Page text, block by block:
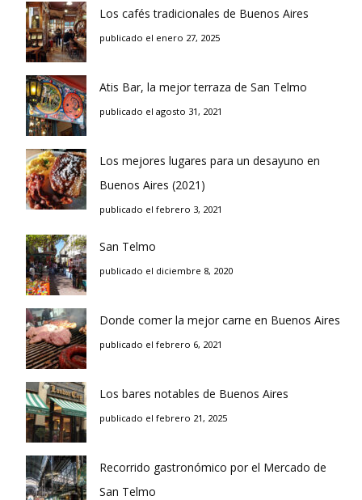
Los cafés tradicionales de Buenos Aires
publicado el enero 27, 2025
Atis Bar, la mejor terraza de San Telmo
publicado el agosto 31, 2021
Los mejores lugares para un desayuno en
Buenos Aires (2021)
publicado el febrero 3, 2021
San Telmo
publicado el diciembre 8, 2020
Donde comer la mejor carne en Buenos Aires
publicado el febrero 6, 2021
Los bares notables de Buenos Aires
publicado el febrero 21, 2025
Recorrido gastronómico por el Mercado de
San Telmo